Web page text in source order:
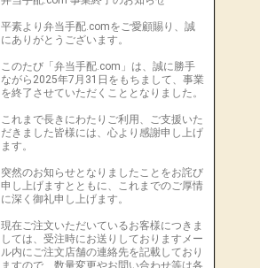
平素より弁当手配.comをご愛顧賜り、誠
にありがとうございます。
このたび「弁当手配.com」は、誠に勝手
ながら2025年7月31日をもちまして、事業
を終了させていただくこととなりました。
これまで長きにわたりご利用、ご支援いた
だきました皆様には、心より感謝申し上げ
ます。
突然のお知らせとなりましたことをお詫び
申し上げますとともに、これまでのご厚情
に深く御礼申し上げます。
現在ご注文いただいているお客様につきま
しては、受注時にお送りしておりますメー
ル内にご注文店舗の連絡先を記載しており
ますので、数量変更やお問い合わせ等は各